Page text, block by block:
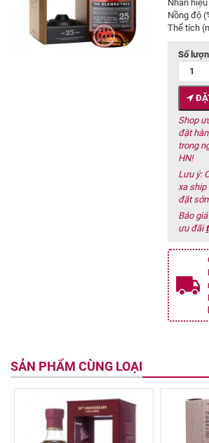
Nhãn hiệu
Nồng độ
Thể tích
Số
Shop
đặt
trong
HN!
Lưu ý:
xa ship
đặt
Báo
ưu đãi
SẢN PHẨM CÙNG LOẠI